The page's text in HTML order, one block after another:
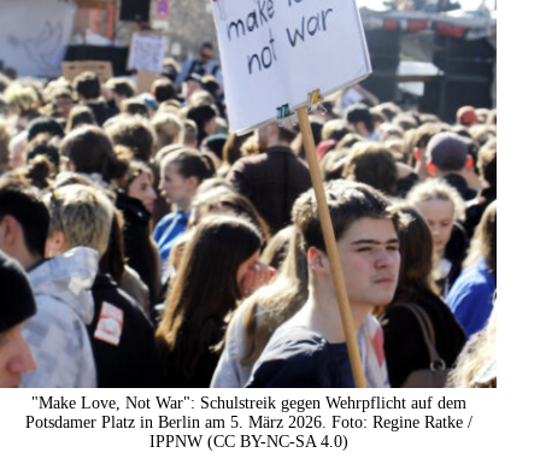
"Make Love, Not War": Schulstreik gegen Wehrpflicht auf dem
Potsdamer Platz in Berlin am 5. März 2026. Foto: Regine Ratke /
IPPNW (CC BY-NC-SA 4.0)